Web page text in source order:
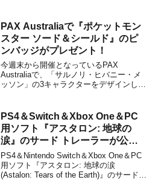
タジオAsakusa Studiosが開発を手掛け
る、“怪談”に登場する...
PAX Australiaで『ポケットモン
スター ソード＆シールド』のピ
ンバッジがプレゼント！
今週末から開催となっているPAX
Australiaで、「サルノリ・ヒバニー・メ
ッソン」の3キャラクターをデザインした
るようです。下記から画像をチェックす
ることができます。Web投票でお気に入
りのパートナーポ...
PS4＆Switch＆Xbox One＆PC
用ソフト『アスタロン: 地球の
涙』のサード トレーラーが公
開！80年代のゲームから影響を受
けたアクションアドベンチャー
PS4＆Nintendo Switch＆Xbox One＆PC
用ソフト『アスタロン: 地球の涙
(Astalon: Tears of the Earth)』のサード